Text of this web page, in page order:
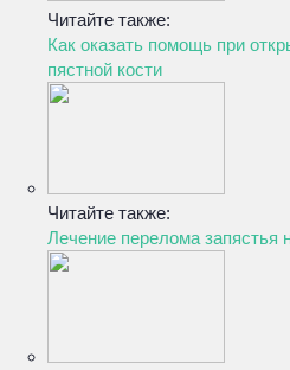
Читайте также:
Как оказать помощь при
пястной кости
Читайте также:
Лечение перелома запястья